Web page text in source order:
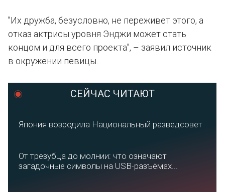
"Их дружба, безусловно, не переживет этого, а
отказ актрисы уровня Энджи может стать
концом и для всего проекта", – заявил источник
в окружении певицы.
СЕЙЧАС ЧИТАЮТ
Япония возродила Национальный разведсовет
От трезубца до молнии: что означают
загадочные символы на USB-разъёмах...